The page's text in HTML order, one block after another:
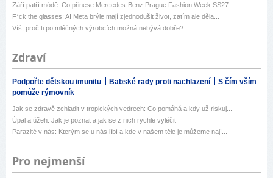
Září patří módě: Co přinese Mercedes-Benz Prague Fashion Week SS27
F*ck the glasses: AI Meta brýle mají zjednodušit život, zatím ale děla...
Víš, proč ti po mléčných výrobcích možná nebývá dobře?
Zdraví
Podpořte dětskou imunitu Babské rady proti nachlazení
S čím vším
pomůže rýmovník
Jak se zdravě zchladit v tropických vedrech: Co pomáhá a kdy už riskuj...
Úpal a úžeh: Jak je poznat a jak se z nich rychle vyléčit
Parazité v nás: Kterým se u nás líbí a kde v našem těle je můžeme nají...
Pro nejmenší